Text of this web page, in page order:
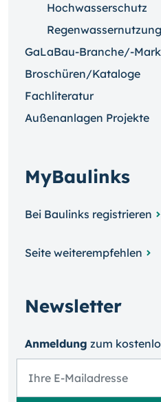
Hochwasserschutz
Regenwassernutzung
GaLaBau-Branche/-
Broschüren/Kataloge
Fachliteratur
Außenanlagen Projekte
MyBaulinks
Bei Baulinks registrieren
Seite weiterempfehlen
Newsletter
Anmeldung zum